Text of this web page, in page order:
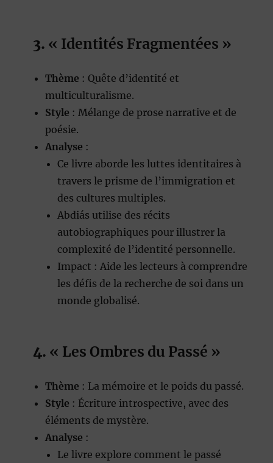
3. « Identités Fragmentées »
Thème : Quête d’identité et
multiculturalisme.
Style : Mélange de prose narrative et de
poésie.
Analyse :
Ce livre aborde les luttes identitaires à
travers le prisme de l’immigration et
des cultures multiples.
Abdiás utilise des récits
autobiographiques pour illustrer la
complexité de l’identité personnelle.
Impact : Aide les lecteurs à comprendre
les défis de la recherche de soi dans un
monde globalisé.
4. « Les Ombres du Passé »
Thème : La mémoire et le poids du passé.
Style : Écriture introspective, avec des
éléments de mystère.
Analyse :
Le livre explore comment le passé